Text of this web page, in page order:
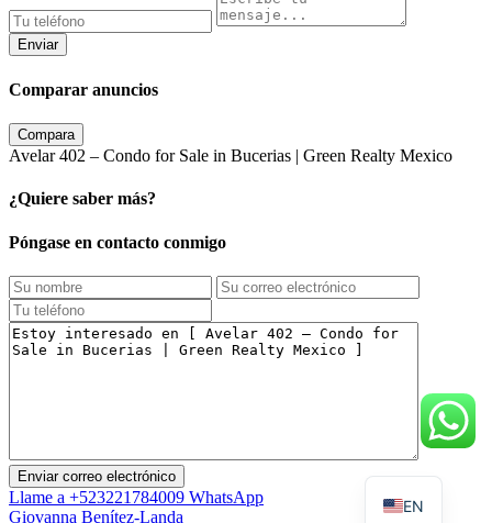
Enviar
Comparar anuncios
Compara
Avelar 402 – Condo for Sale in Bucerias | Green Realty Mexico
¿Quiere saber más?
Póngase en contacto conmigo
Llame a +523221784009 WhatsApp
Giovanna Benítez-Landa
EN